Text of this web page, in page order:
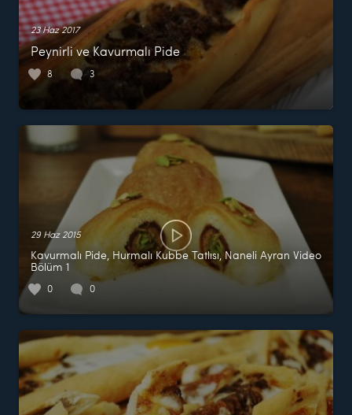
23 Haz 2017
Peynirli ve Kavurmalı Pide
8 3
29 Haz 2015
Kavurmalı Pide, Hurmalı Kubbe Tatlısı, Naneli Ayran Video
Bölüm 1
0 0